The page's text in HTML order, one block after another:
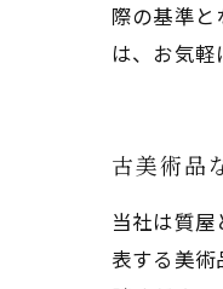
際の基準
は、お気軽
古美術品
当社は質
表する美